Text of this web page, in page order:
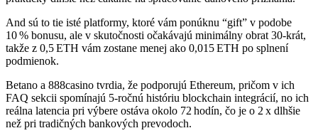
And sú to tie isté platformy, ktoré vám ponúknu “gift” v podobe
10 % bonusu, ale v skutočnosti očakávajú minimálny obrat 30‑krát,
takže z 0,5 ETH vám zostane menej ako 0,015 ETH po splnení
podmienok.
Betano a 888casino tvrdia, že podporujú Ethereum, pričom v ich
FAQ sekcii spomínajú 5‑ročnú históriu blockchain integrácií, no ich
reálna latencia pri výbere ostáva okolo 72 hodín, čo je o 2 x dlhšie
než pri tradičných bankových prevodoch.